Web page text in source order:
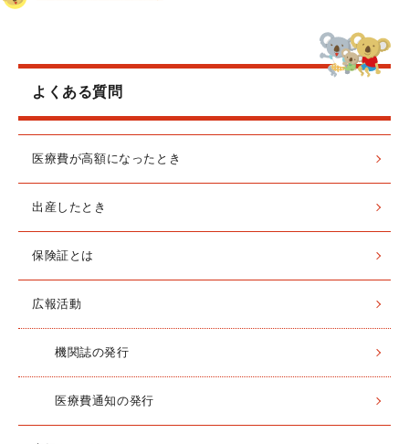
よくある質問
医療費が高額になったとき
出産したとき
保険証とは
広報活動
機関誌の発行
医療費通知の発行